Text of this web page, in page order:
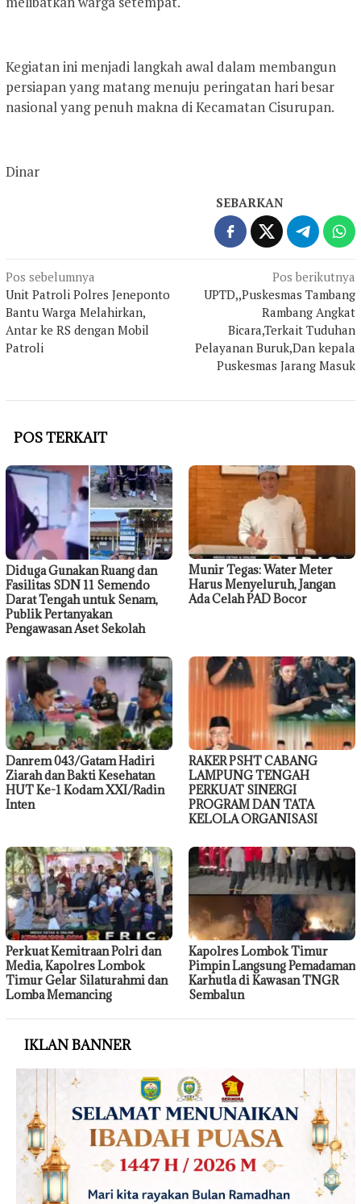
Kegiatan ini menjadi langkah awal dalam membangun
persiapan yang matang menuju peringatan hari besar
nasional yang penuh makna di Kecamatan Cisurupan.
Dinar
SEBARKAN
Navigasi
pos
Pos sebelumnya
Unit Patroli Polres Jeneponto
Bantu Warga Melahirkan,
Antar ke RS dengan Mobil
Patroli
Pos berikutnya
UPTD,,Puskesmas Tambang
Rambang Angkat
Bicara,Terkait Tuduhan
Pelayanan Buruk,Dan kepala
Puskesmas Jarang Masuk
POS TERKAIT
Diduga Gunakan Ruang dan
Fasilitas SDN 11 Semendo
Darat Tengah untuk Senam,
Publik Pertanyakan
Pengawasan Aset Sekolah
Munir Tegas: Water Meter
Harus Menyeluruh, Jangan
Ada Celah PAD Bocor
Danrem 043/Gatam Hadiri
Ziarah dan Bakti Kesehatan
HUT Ke-1 Kodam XXI/Radin
Inten
RAKER PSHT CABANG
LAMPUNG TENGAH
PERKUAT SINERGI
PROGRAM DAN TATA
KELOLA ORGANISASI
Perkuat Kemitraan Polri dan
Media, Kapolres Lombok
Timur Gelar Silaturahmi dan
Lomba Memancing
Kapolres Lombok Timur
Pimpin Langsung Pemadaman
Karhutla di Kawasan TNGR
Sembalun
IKLAN BANNER